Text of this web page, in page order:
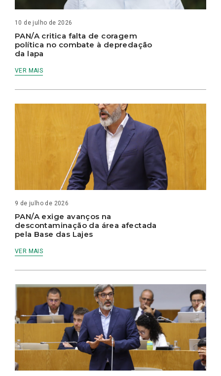
10 de julho de 2026
PAN/A critica falta de coragem
política no combate à depredação
da lapa
VER MAIS
9 de julho de 2026
PAN/A exige avanços na
descontaminação da área afectada
pela Base das Lajes
VER MAIS